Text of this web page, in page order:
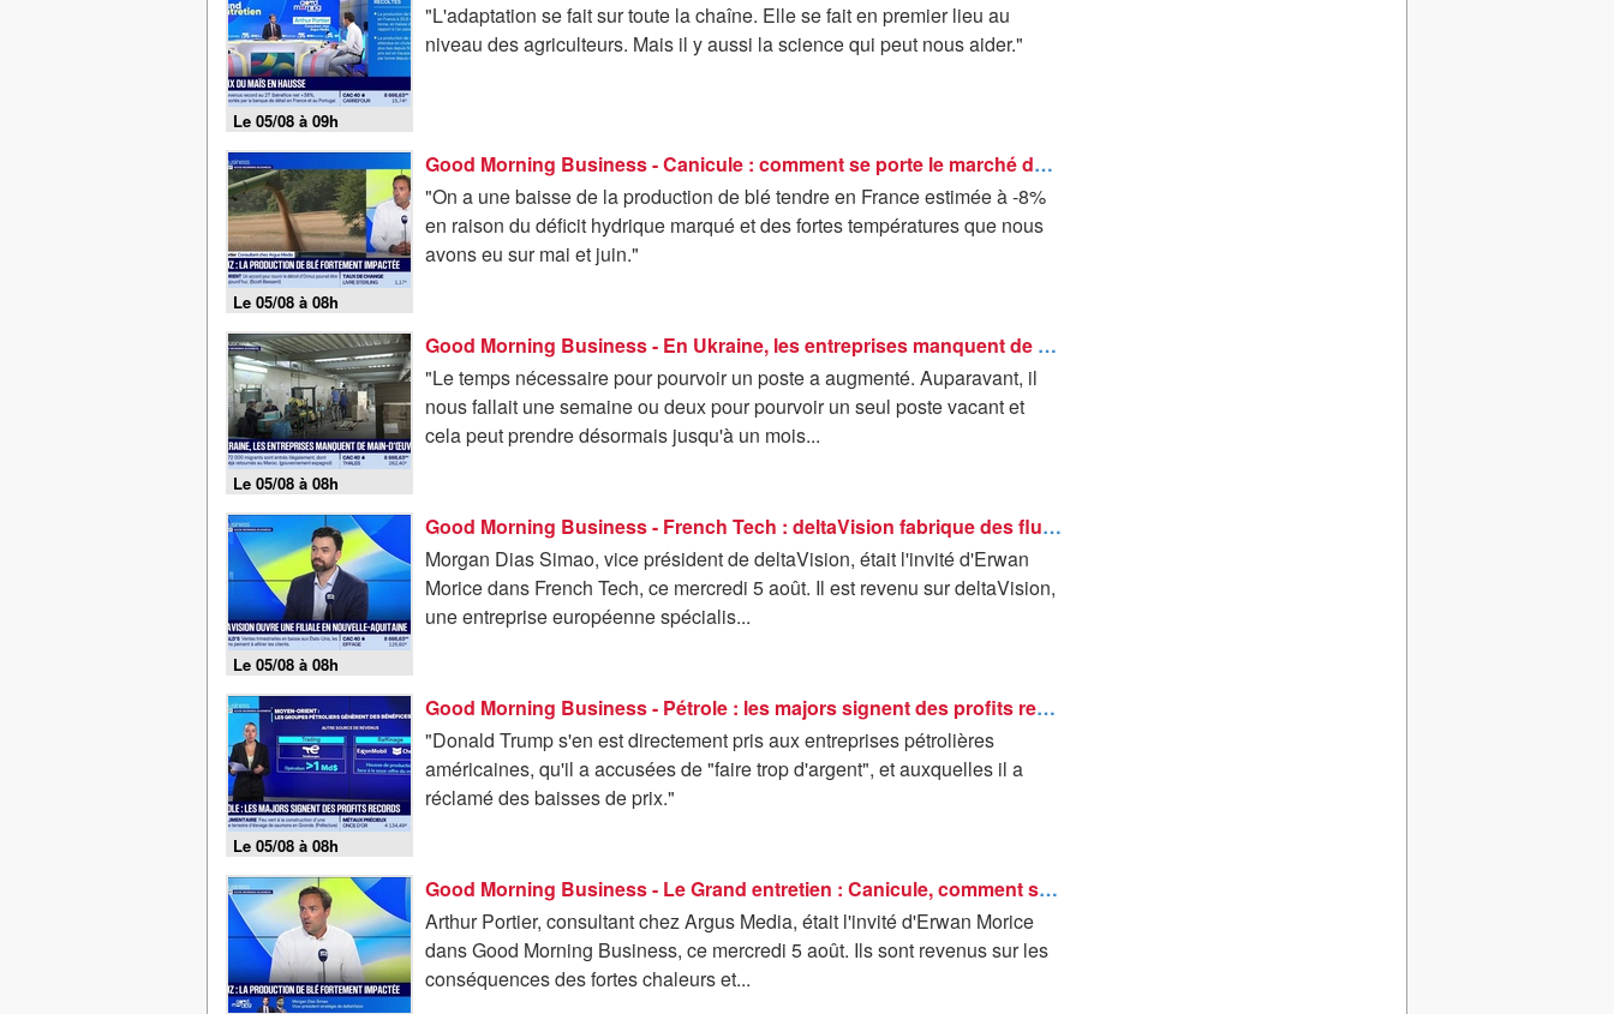
Le 05/08 à 09h
"L'adaptation se fait sur toute la chaîne. Elle se fait en premier lieu au
niveau des agriculteurs. Mais il y aussi la science qui peut nous aider."
Le 05/08 à 08h
Good Morning Business - Canicule : comment se porte le marché des récoltes ?
"On a une baisse de la production de blé tendre en France estimée à -8%
en raison du déficit hydrique marqué et des fortes températures que nous
avons eu sur mai et juin."
Le 05/08 à 08h
Good Morning Business - En Ukraine, les entreprises manquent de main-d'œuvre
"Le temps nécessaire pour pourvoir un poste a augmenté. Auparavant, il
nous fallait une semaine ou deux pour pourvoir un seul poste vacant et
cela peut prendre désormais jusqu'à un mois...
Le 05/08 à 08h
Good Morning Business - French Tech : deltaVision fabrique des fluides pour des satellites - 05/08
Morgan Dias Simao, vice président de deltaVision, était l'invité d'Erwan
Morice dans French Tech, ce mercredi 5 août. Il est revenu sur deltaVision,
une entreprise européenne spécialis...
Le 05/08 à 08h
Good Morning Business - Pétrole : les majors signent des profits records
"Donald Trump s'en est directement pris aux entreprises pétrolières
américaines, qu'il a accusées de "faire trop d'argent", et auxquelles il a
réclamé des baisses de prix."
Good Morning Business - Le Grand entretien : Canicule, comment se porte le marché des récoltes ? - 05/08
Arthur Portier, consultant chez Argus Media, était l'invité d'Erwan Morice
dans Good Morning Business, ce mercredi 5 août. Ils sont revenus sur les
conséquences des fortes chaleurs et...